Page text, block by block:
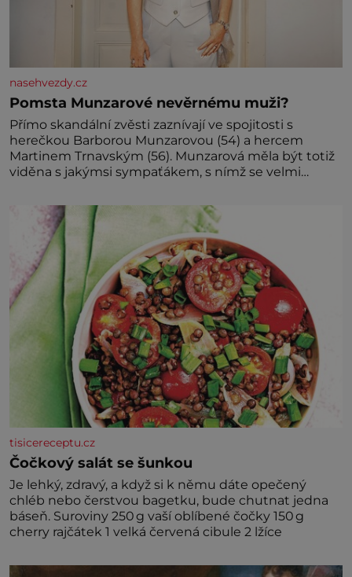
nasehvezdy.cz
Pomsta Munzarové nevěrnému muži?
Přímo skandální zvěsti zaznívají ve spojitosti s
herečkou Barborou Munzarovou (54) a hercem
Martinem Trnavským (56). Munzarová měla být totiž
viděna s jakýmsi sympaťákem, s nímž se velmi
tisicereceptu.cz
Čočkový salát se šunkou
Je lehký, zdravý, a když si k němu dáte opečený
chléb nebo čerstvou bagetku, bude chutnat jedna
báseň. Suroviny 250 g vaší oblíbené čočky 150 g
cherry rajčátek 1 velká červená cibule 2 lžíce